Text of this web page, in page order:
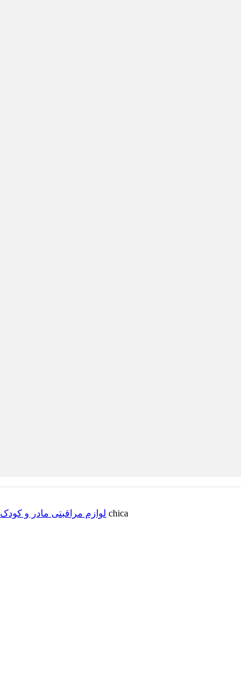
لوازم مراقبتی مادر و کودک دندانگیر میوه ای تمام سیلیکون chica